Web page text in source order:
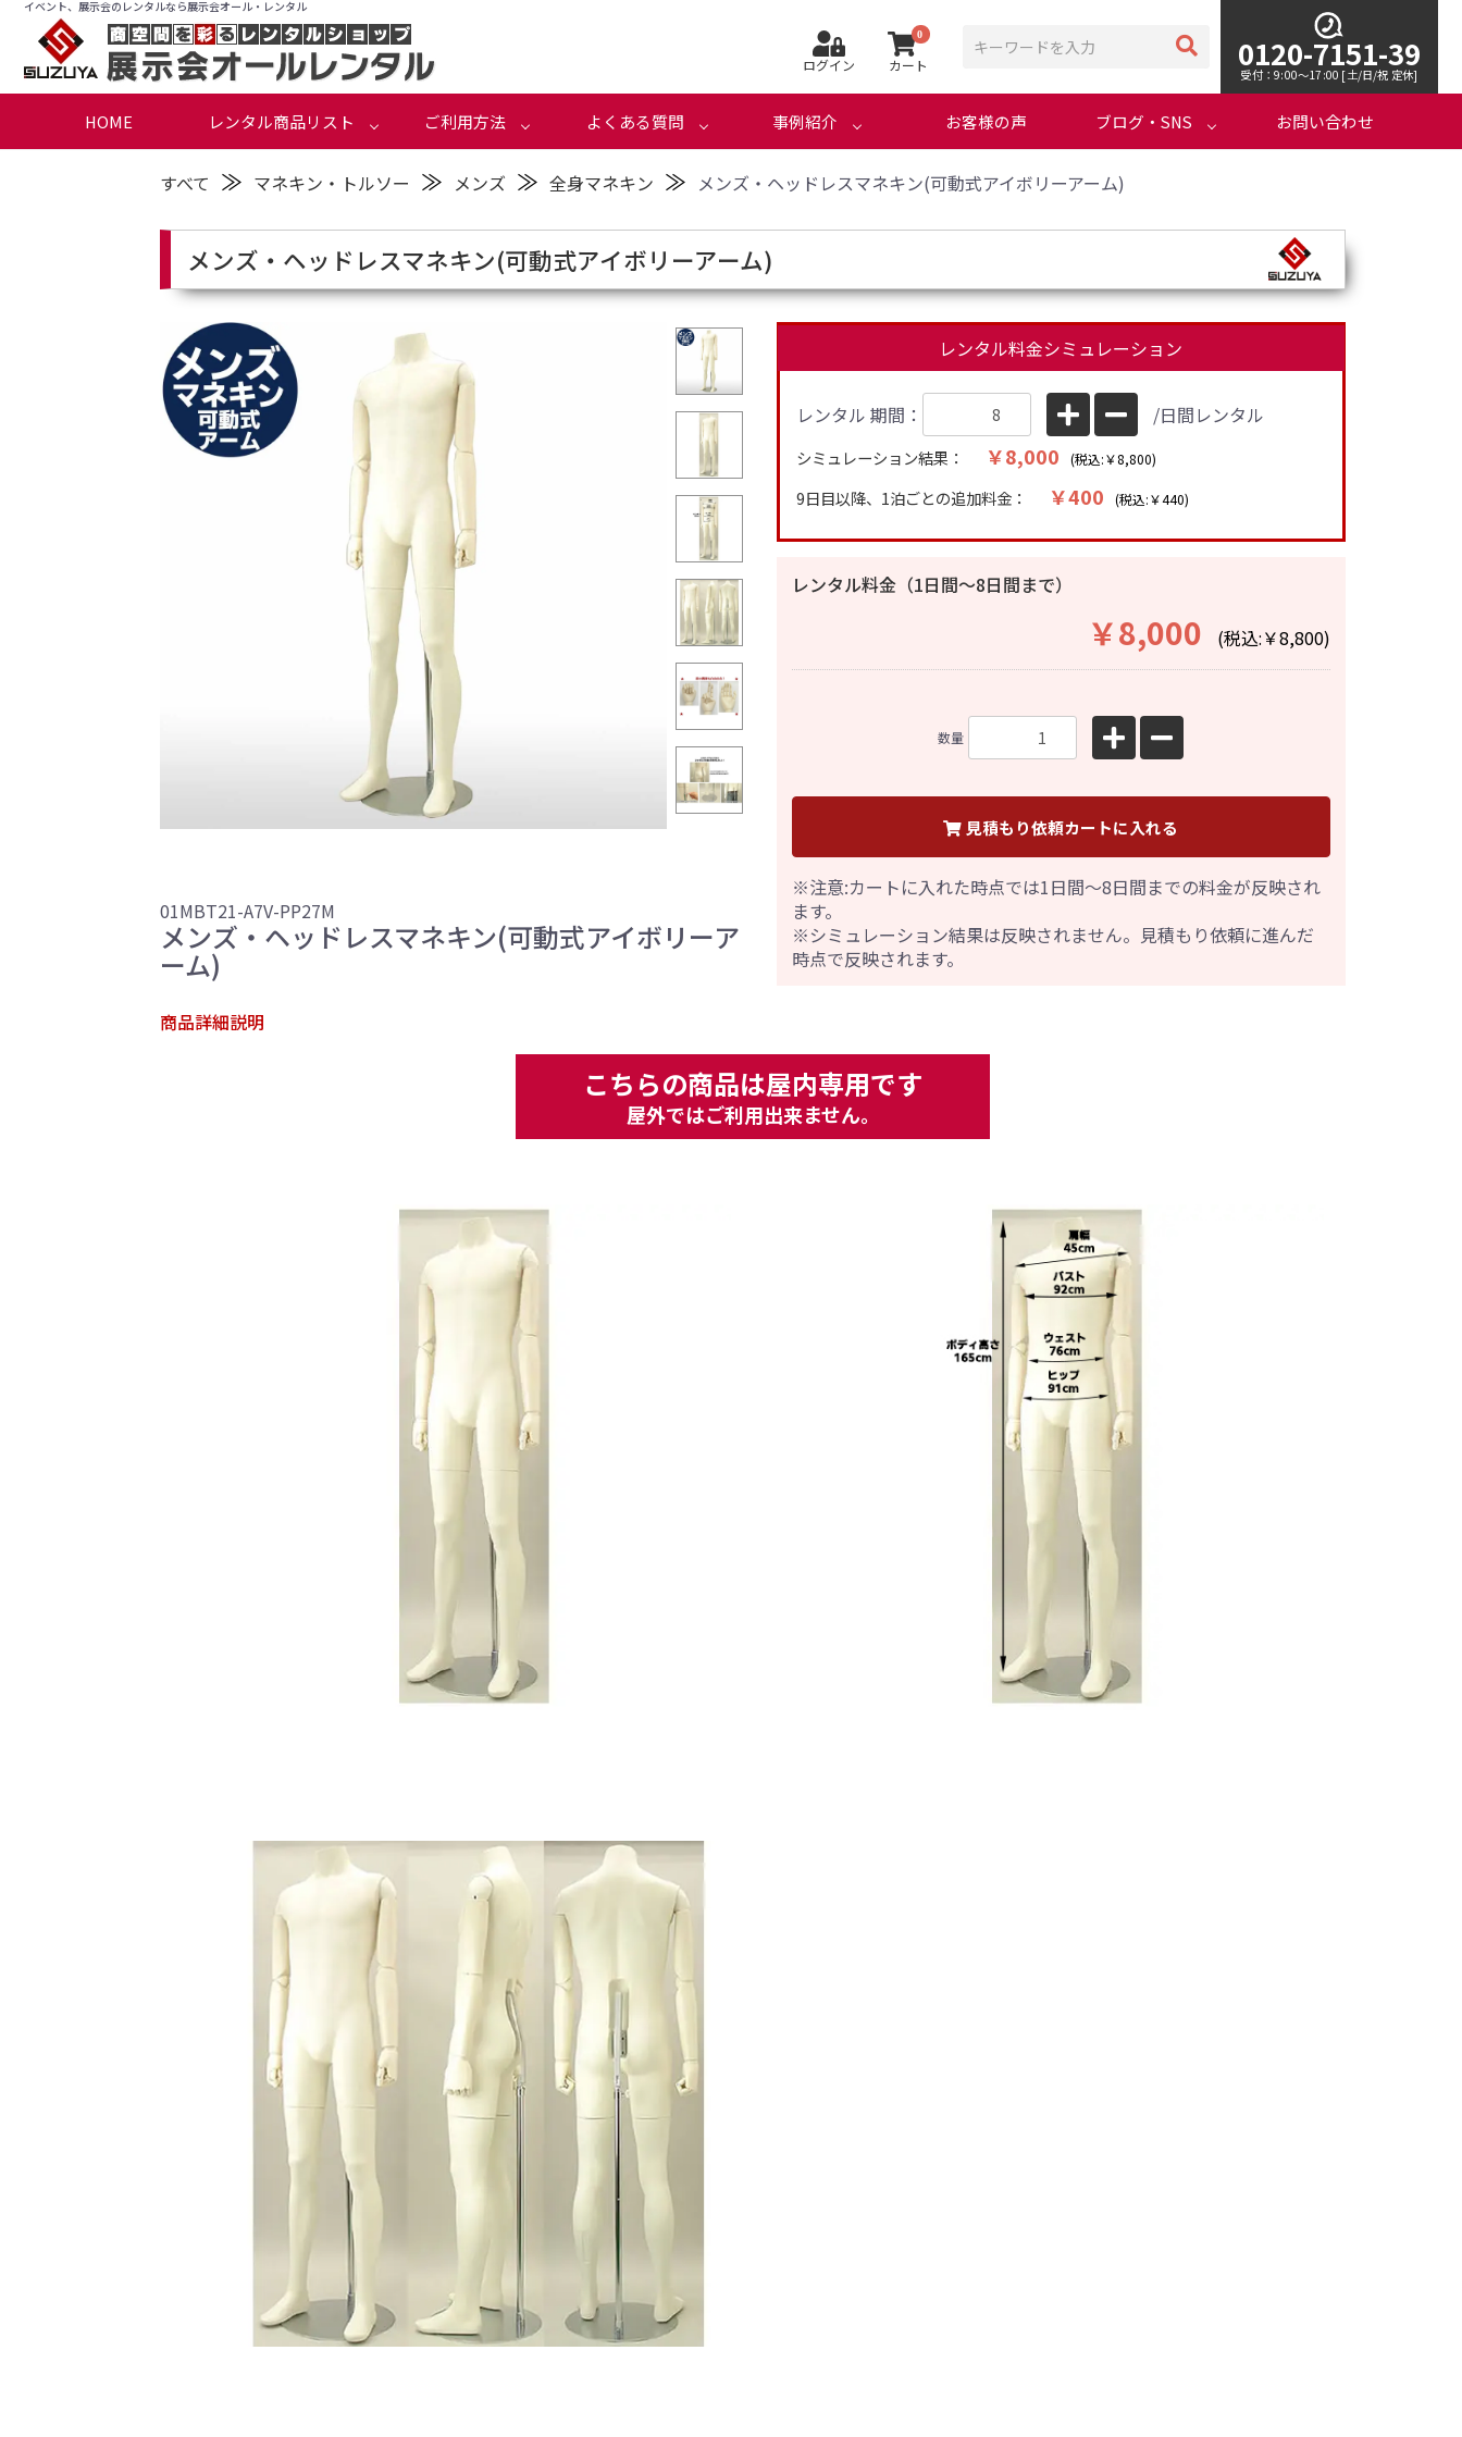
イベント、展示会のレンタルなら展示会オール・レンタル
ログイン
0
カート 0120-7151-39
受付：9:00～17:00 [土/日/祝 定休]
HOME レンタル商品リスト ご利用方法 よくある質問 事例紹介 お客様の声 ブログ・SNS お問い合わせ
すべて ≫ マネキン・トルソー ≫ メンズ ≫ 全身マネキン ≫ メンズ・ヘッドレスマネキン(可動式アイボリーアーム)
メンズ・ヘッドレスマネキン(可動式アイボリーアーム)
01MBT21-A7V-PP27M
メンズ・ヘッドレスマネキン(可動式アイボリーア
ーム)
レンタル料金シミュレーション
レンタル 期間： /日間レンタル
シミュレーション結果： ￥8,000 (税込:￥8,800)
9日目以降、1泊ごとの追加料金： ￥400 (税込:￥440)
レンタル料金（1日間〜8日間まで）
￥8,000 (税込:￥8,800)
数量
見積もり依頼カートに入れる
※注意:カートに入れた時点では1日間～8日間までの料金が反映され
ます。
※シミュレーション結果は反映されません。見積もり依頼に進んだ
時点で反映されます。
商品詳細説明
こちらの商品は屋内専用です
屋外ではご利用出来ません。